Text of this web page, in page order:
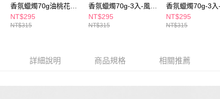
３．未成年的使用者請事先徵得法定代理人或監護人之同意方可使用
「AFTEE先享後付」，若未經同意申辦者引起之損失，本公司不負相關責
任。
５．嚴禁一人註冊多個帳號或使用他人資訊註冊。若發現惡意使用之情形，
恩沛科技股份有限公司將有權停止該用戶之使用額度並採取法律行動。
香氛蠟燭70g油桃花
+風鈴草+鼠尾草
NT$295
NT$315
香氛蠟燭70g-3入-風鈴
草
NT$295
NT$315
香氛蠟燭70g-3
花蜂蜜
NT$295
NT$315
詳細說明 商品規格 相關推薦